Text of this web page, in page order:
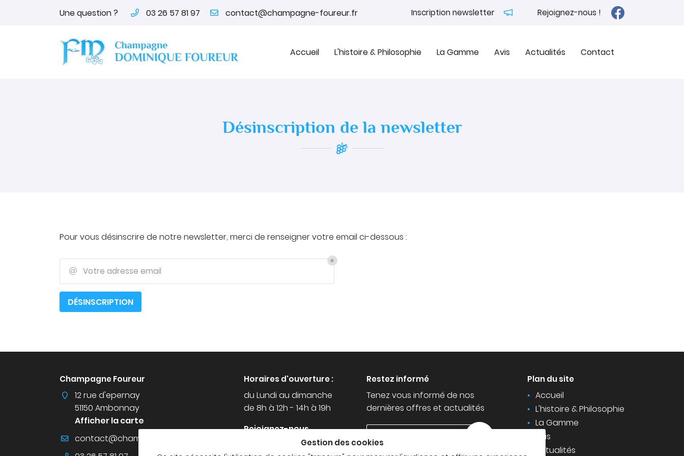
Une question ? 03 26 57 81 97 Inscription newsletter Rejoignez-nous !
Accueil L'histoire & Philosophie La Gamme Avis Actualités Contact
51150 Ambonnay
03 26 57 81 97
commerciales à l'adresse email indiqué ci-dessus. Vous pouvez vous
désinscrire à tout moment en utilisant le formulaire de désinscription .
INSCRIPTION
Désinscription de la newsletter
Pour vous désinscrire de notre newsletter, merci de renseigner votre email ci-dessous :
 Votre adresse email
DÉSINSCRIPTION
Champagne Foureur
12 rue d'epernay
51150 Ambonnay
Afficher la carte
Horaires d'ouverture :
du Lundi au dimanche
de 8h à 12h - 14h à 19h
Rejoignez-nous
Restez informé
Tenez vous informé de nos
dernières offres et actualités
Plan du site
Accueil
L'histoire & Philosophie
La Gamme
Avis
Actualités
Gestion des cookies